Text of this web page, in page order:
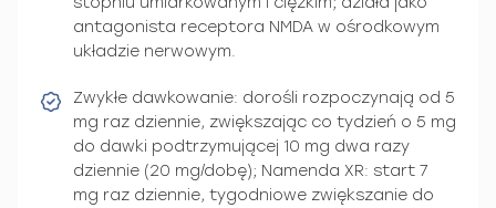
antagonista receptora NMDA w ośrodkowym
układzie nerwowym.
Zwykłe dawkowanie: dorośli rozpoczynają od 5
mg raz dziennie, zwiększając co tydzień o 5 mg
do dawki podtrzymującej 10 mg dwa razy
dziennie (20 mg/dobę); Namenda XR: start 7
mg raz dziennie, tygodniowe zwiększanie do